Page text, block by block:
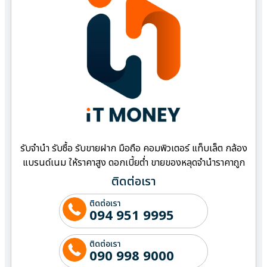
รับจำนำ รับซื้อ รับขายฝาก มือถือ คอมพิวเตอร์ แท็บเล็ต กล้อง
แบรนด์เนม ให้ราคาสูง ดอกเบี้ยต่ำ ขายของหลุดจำนำราคาถูก
ติดต่อเรา
ติดต่อเรา
094 951 9995
ติดต่อเรา
090 998 9000